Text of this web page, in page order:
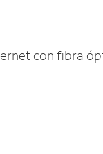
con fibra